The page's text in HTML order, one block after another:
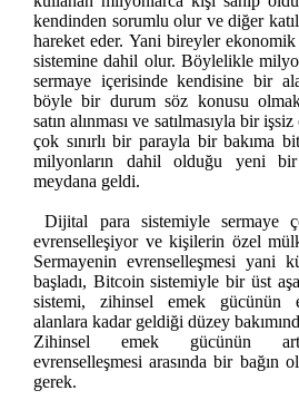
kendinden sorumlu olur ve diğer
hareket eder. Yani bireyler
sistemine dahil olur. Böylelikle
sermaye içerisinde kendisine bir
böyle bir durum söz konusu
satın alınması ve satılmasıyla bir
çok sınırlı bir parayla bir bakıma
milyonların dahil olduğu yeni bir
meydana geldi.
Dijital para sistemiyle sermaye
evrenselleşiyor ve kişilerin özel
Sermayenin evrenselleşmesi yani
başladı, Bitcoin sistemiyle bir üst
sistemi, zihinsel emek gücünün
alanlara kadar geldiği düzey
Zihinsel emek gücünün
evrenselleşmesi arasında bir bağın
gerek.